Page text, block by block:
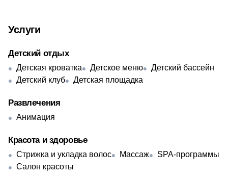
Услуги
Детский отдых
Детская кроватка Детское меню
Детский бассейн
Детский клуб
Детская площадка
Развлечения
Анимация
Красота и здоровье
Стрижка и укладка волос Массаж
SPA-программы
Салон красоты